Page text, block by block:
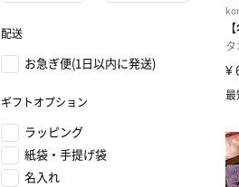
配送
お急ぎ便(1日以内に発送)
ギフトオプション
ラッピング
紙袋・手提げ袋
名入れ